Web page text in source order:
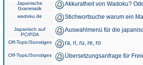
Japanische
Grammatik
Akkuratheit von Wadoku?
wadoku.de Stichwortsuche warum ein
Japanisch auf
PC/PDA
Auswahlmenü für die
Off-Topic/Sonstiges ra, ri, ru, re, ro
Off-Topic/Sonstiges Übersetzungsanfrage für